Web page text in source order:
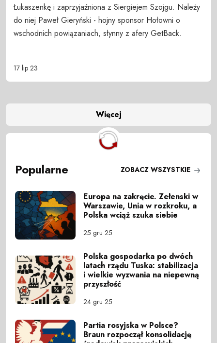
Łukaszenkę i zaprzyjaźniona z Siergiejem Szojgu. Należy
do niej Paweł Gieryński - hojny sponsor Hołowni o
wschodnich powiązaniach, słynny z afery GetBack.
17 lip 23
Więcej
Popularne ZOBACZ WSZYSTKIE
Europa na zakręcie. Zełenski w
Warszawie, Unia w rozkroku, a
Polska wciąż szuka siebie
25 gru 25
Polska gospodarka po dwóch
latach rządu Tuska: stabilizacja
i wielkie wyzwania na niepewną
przyszłość
24 gru 25
Partia rosyjska w Polsce?
Braun rozpoczął konsolidację